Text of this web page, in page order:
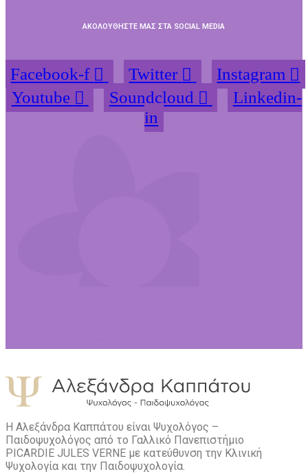
ΑΚΟΛΟΥΘΗΣΤΕ ΜΑΣ ΣΤΑ SOCIAL MEDIA
Facebook-f Twitter
Instagram
Youtube
Soundcloud
Linkedin-
in
Η Αλεξάνδρα Καππάτου είναι Ψυχολόγος –
Παιδοψυχολόγος από το Γαλλικό Πανεπιστήμιο
PICARDIE JULES VERNE με κατεύθυνση την Kλινική
Ψυχολογία και την Παιδοψυχολογία.